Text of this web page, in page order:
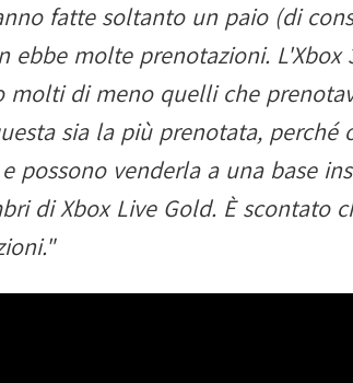
fatte soltanto un paio (di
ebbe molte prenotazioni. L'Xbox
molti di meno quelli che
sia la più prenotata, perché
possono venderla a una base
di Xbox Live Gold. È scontato